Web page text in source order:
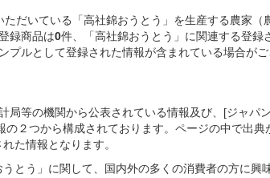
だいている「高社錦おうとう」を生産する農家（
録商品は0件、「高社錦おうとう」に関連する登録
ルとして登録された情報が含まれている場合がご
局等の機関から公表されている情報及び、[ジャパ
２つから構成されております。ページの中で出典
た情報となります。
とう」に関して、国内外の多くの消費者の方に興